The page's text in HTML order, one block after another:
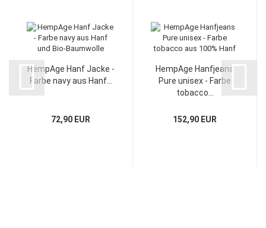
HempAge Hanf Jacke -
Farbe navy aus Hanf...
72,90 EUR
HempAge Hanfjeans
Pure unisex - Farbe
tobacco...
152,90 EUR